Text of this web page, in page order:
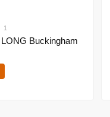
1
Buckingham